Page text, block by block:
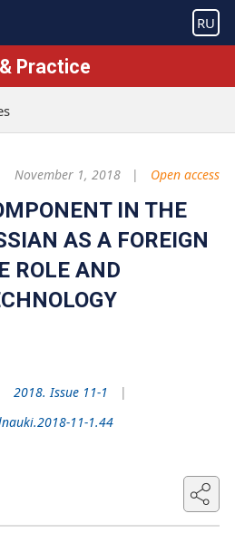
RU
Practice
November 1, 2018 Open access
IN THE
AS A FOREIGN
ROLE AND
2018. Issue 11-1
11-1.44